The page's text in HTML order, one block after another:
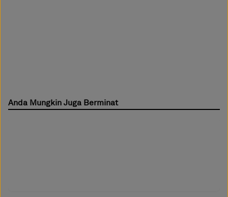
Anda Mungkin Juga Berminat